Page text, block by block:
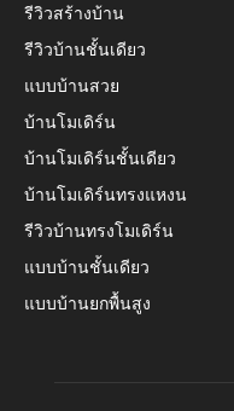
รีวิวสร้างบ้าน
รีวิวบ้านชั้นเดียว
แบบบ้านสวย
บ้านโมเดิร์น
บ้านโมเดิร์นชั้นเดียว
บ้านโมเดิร์นทรงแหงน
รีวิวบ้านทรงโมเดิร์น
แบบบ้านชั้นเดียว
แบบบ้านยกพื้นสูง